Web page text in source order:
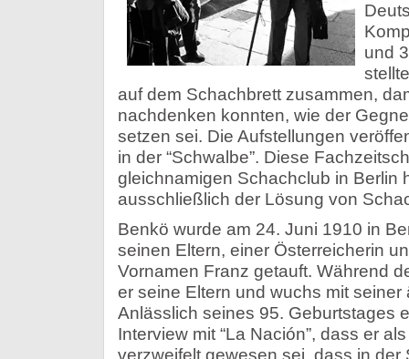
und
auf dem Schachbrett zusammen,
nachdenken konnten, wie der
setzen sei. Die Aufstellungen
in der “Schwalbe”. Diese
gleichnamigen Schachclub in Berlin
ausschließlich der Lösung von
Benkö wurde am 24. Juni 1910 in
seinen Eltern, einer Österreicherin
Vornamen Franz getauft. Während
er seine Eltern und wuchs mit seiner
Anlässlich seines 95. Geburtstages
Interview mit “La Nación”, dass er
verzweifelt gewesen sei, dass in der